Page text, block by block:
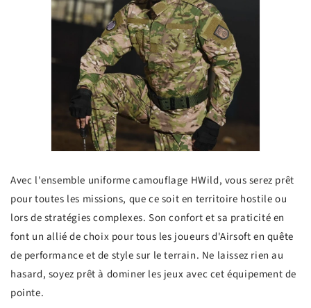
Avec l'ensemble uniforme camouflage HWild, vous serez prêt
pour toutes les missions, que ce soit en territoire hostile ou
lors de stratégies complexes. Son confort et sa praticité en
font un allié de choix pour tous les joueurs d'Airsoft en quête
de performance et de style sur le terrain. Ne laissez rien au
hasard, soyez prêt à dominer les jeux avec cet équipement de
pointe.